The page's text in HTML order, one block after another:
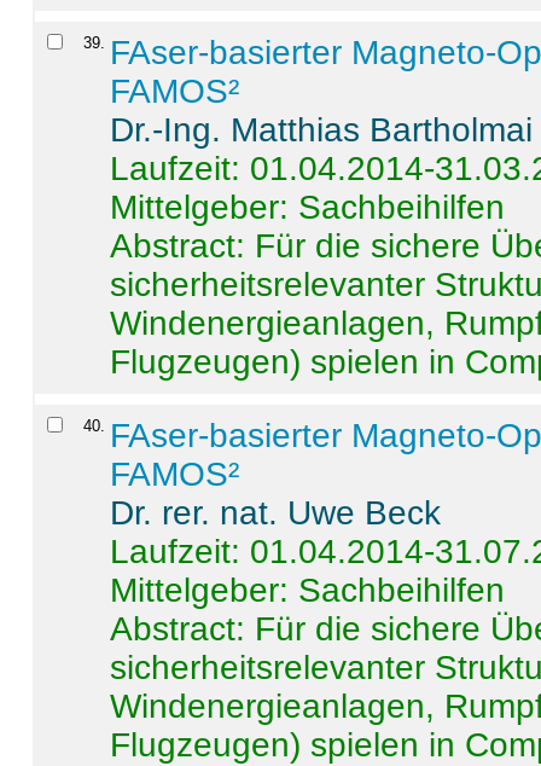
39. FAser-basierter Magneto-
FAMOS²
Dr.-Ing. Matthias Bartholmai
Laufzeit: 01.04.2014-
Mittelgeber: Sachbeihilfen
Abstract: Für die sichere
sicherheitsrelevanter
Windenergieanlagen,
Flugzeugen) spielen in
40. FAser-basierter Magneto-
FAMOS²
Dr. rer. nat. Uwe Beck
Laufzeit: 01.04.2014-
Mittelgeber: Sachbeihilfen
Abstract: Für die sichere
sicherheitsrelevanter
Windenergieanlagen,
Flugzeugen) spielen in